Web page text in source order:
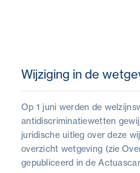
Wijziging in de
Op 1 juni werden de
antidiscriminatiewetten
juridische uitleg over deze
overzicht wetgeving (zie
gepubliceerd in de